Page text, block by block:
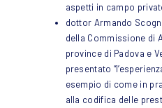
aspetti in campo
dottor Armando
della Commissione di
province di Padova e
presentato
esempio di come in
alla codifica delle